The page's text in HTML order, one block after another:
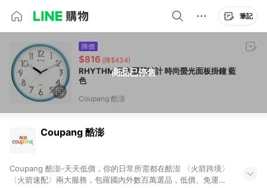
筆記
商品已停售
降價
$816 (降$434)
RHYTHM 日本麗聲時計 時尚螢光面板掛鐘 藍
色
Coupang 酷澎
Coupang 酷澎
Coupang 酷澎-天天低價，你的日常所需都在酷澎 〈火箭跨境〉
〈火箭速配〉兩大服務，包羅國內外數百萬選品，低價、免運，